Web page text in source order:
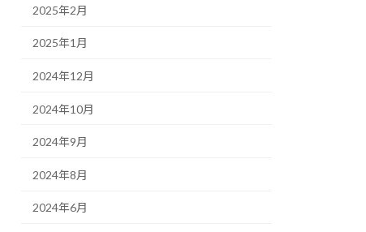
2025年2月
2025年1月
2024年12月
2024年10月
2024年9月
2024年8月
2024年6月